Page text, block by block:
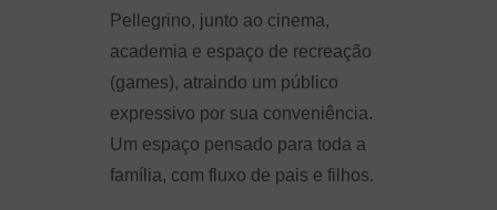
Pellegrino, junto ao cinema,
academia e espaço de recreação
(games), atraindo um público
expressivo por sua conveniência.
Um espaço pensado para toda a
família, com fluxo de pais e filhos.